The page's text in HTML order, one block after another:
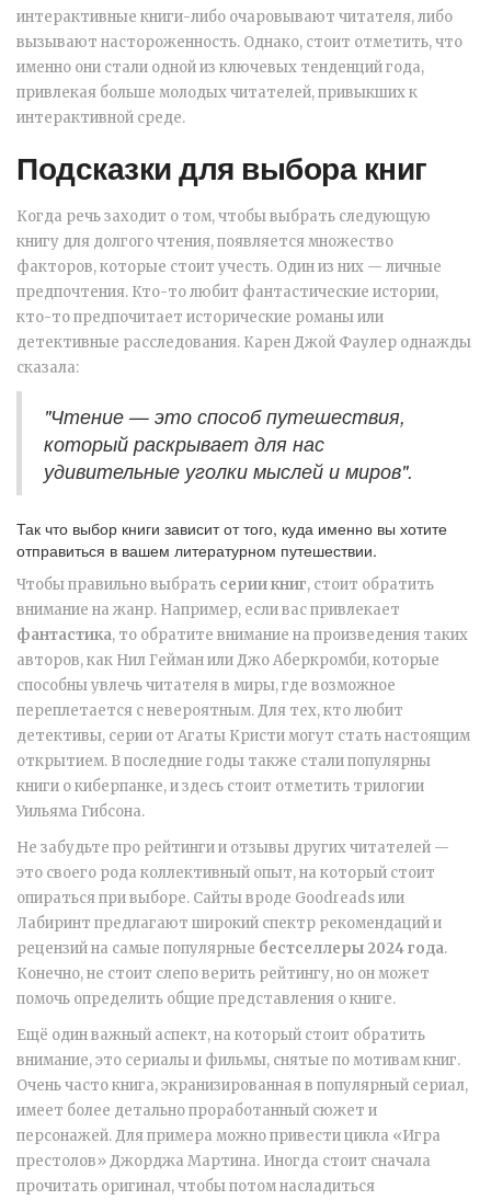
интерактивные книги-либо очаровывают читателя, либо
вызывают настороженность. Однако, стоит отметить, что
именно они стали одной из ключевых тенденций года,
привлекая больше молодых читателей, привыкших к
интерактивной среде.
Подсказки для выбора книг
Когда речь заходит о том, чтобы выбрать следующую
книгу для долгого чтения, появляется множество
факторов, которые стоит учесть. Один из них — личные
предпочтения. Кто-то любит фантастические истории,
кто-то предпочитает исторические романы или
детективные расследования. Карен Джой Фаулер однажды
сказала:
"Чтение — это способ путешествия,
который раскрывает для нас
удивительные уголки мыслей и миров".
Так что выбор книги зависит от того, куда именно вы хотите
отправиться в вашем литературном путешествии.
Чтобы правильно выбрать серии книг, стоит обратить
внимание на жанр. Например, если вас привлекает
фантастика, то обратите внимание на произведения таких
авторов, как Нил Гейман или Джо Аберкромби, которые
способны увлечь читателя в миры, где возможное
переплетается с невероятным. Для тех, кто любит
детективы, серии от Агаты Кристи могут стать настоящим
открытием. В последние годы также стали популярны
книги о киберпанке, и здесь стоит отметить трилогии
Уильяма Гибсона.
Не забудьте про рейтинги и отзывы других читателей —
это своего рода коллективный опыт, на который стоит
опираться при выборе. Сайты вроде Goodreads или
Лабиринт предлагают широкий спектр рекомендаций и
рецензий на самые популярные бестселлеры 2024 года.
Конечно, не стоит слепо верить рейтингу, но он может
помочь определить общие представления о книге.
Ещё один важный аспект, на который стоит обратить
внимание, это сериалы и фильмы, снятые по мотивам книг.
Очень часто книга, экранизированная в популярный сериал,
имеет более детально проработанный сюжет и
персонажей. Для примера можно привести цикла «Игра
престолов» Джорджа Мартина. Иногда стоит сначала
прочитать оригинал, чтобы потом насладиться